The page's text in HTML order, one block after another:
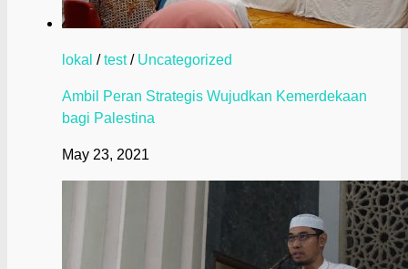
lokal /test/ Uncategorized
Ambil Peran Strategis Wujudkan Kemerdekaan
bagi Palestina
May 23, 2021